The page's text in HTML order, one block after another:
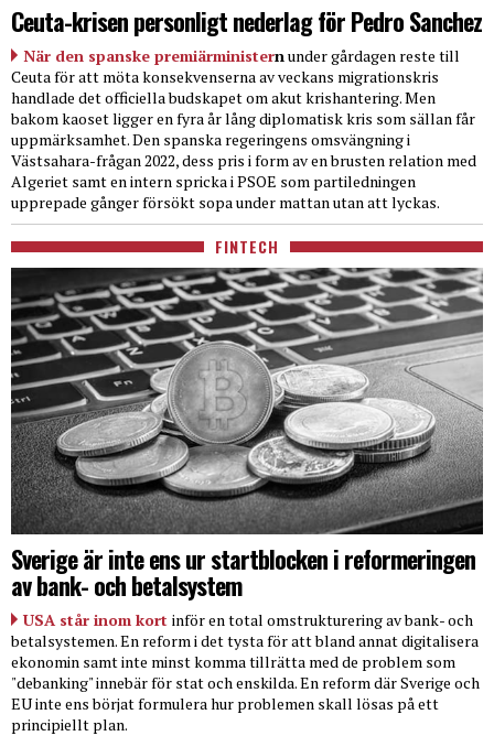
Ceuta-krisen personligt nederlag för Pedro Sanchez
När den spanske premiärministernunder gårdagen reste till
Ceuta för att möta konsekvenserna av veckans migrationskris
handlade det officiella budskapet om akut krishantering. Men
bakom kaoset ligger en fyra år lång diplomatisk kris som sällan får
uppmärksamhet. Den spanska regeringens omsvängning i
Västsahara-frågan 2022, dess pris i form av en brusten relation med
Algeriet samt en intern spricka i PSOE som partiledningen
upprepade gånger försökt sopa under mattan utan att lyckas.
FINTECH
Sverige är inte ens ur startblocken i reformeringen
av bank- och betalsystem
USA står inom kort inför en total omstrukturering av bank- och
betalsystemen. En reform i det tysta för att bland annat digitalisera
ekonomin samt inte minst komma tillrätta med de problem som
"debanking" innebär för stat och enskilda. En reform där Sverige och
EU inte ens börjat formulera hur problemen skall lösas på ett
principiellt plan.